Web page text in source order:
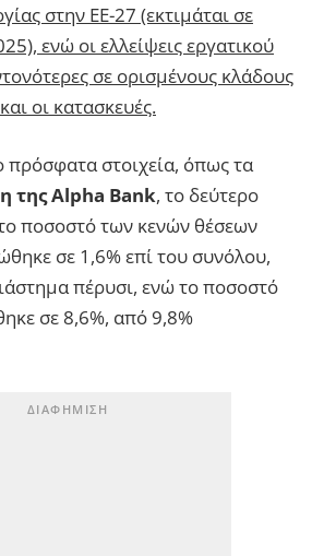
στην ΕΕ-27 (εκτιμάται σε
ενώ οι ελλείψεις εργατικού
σε ορισμένους κλάδους
οι κατασκευές.
στοιχεία, όπως τα
της Alpha Bank, το δεύτερο
ποσοστό των κενών θέσεων
σε 1,6% επί του συνόλου,
πέρυσι, ενώ το ποσοστό
σε 8,6%, από 9,8%